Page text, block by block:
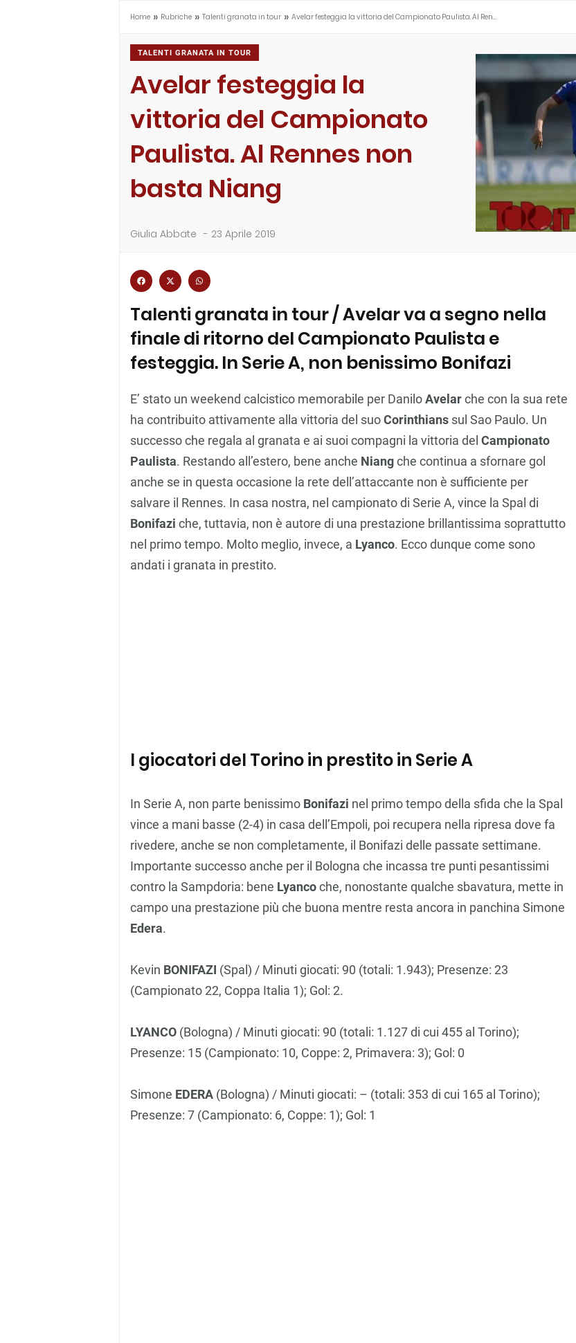
Home » Rubriche » Talenti granata in tour » Avelar festeggia la vittoria del Campionato Paulista. Al Ren…
TALENTI GRANATA IN TOUR
Avelar festeggia la
vittoria del Campionato
Paulista. Al Rennes non
basta Niang
Giulia Abbate - 23 Aprile 2019
Talenti granata in tour / Avelar va a segno nella
finale di ritorno del Campionato Paulista e
festeggia. In Serie A, non benissimo Bonifazi
E’ stato un weekend calcistico memorabile per DaniloAvelarche con la sua rete
ha contribuito attivamente alla vittoria del suoCorinthians sul Sao Paulo. Un
successo che regala al granata e ai suoi compagni la vittoria del Campionato
Paulista. Restando all’estero, bene anche Niangche continua a sfornare gol
anche se in questa occasione la rete dell’attaccante non è sufficiente per
salvare il Rennes. In casa nostra, nel campionato di Serie A, vince la Spal di
Bonifazi che, tuttavia, non è autore di una prestazione brillantissima soprattutto
nel primo tempo. Molto meglio, invece, a Lyanco. Ecco dunque come sono
andati i granata in prestito.
I giocatori del Torino in prestito in Serie A
In Serie A, non parte benissimo Bonifazi nel primo tempo della sfida che la Spal
vince a mani basse (2-4) in casa dell’Empoli, poi recupera nella ripresa dove fa
rivedere, anche se non completamente, il Bonifazi delle passate settimane.
Importante successo anche per il Bologna che incassa tre punti pesantissimi
contro la Sampdoria: bene Lyancoche, nonostante qualche sbavatura, mette in
campo una prestazione più che buona mentre resta ancora in panchina Simone
Edera.
Kevin BONIFAZI (Spal) / Minuti giocati: 90 (totali: 1.943); Presenze: 23
(Campionato 22, Coppa Italia 1); Gol: 2.
LYANCO (Bologna) / Minuti giocati: 90 (totali: 1.127 di cui 455 al Torino);
Presenze: 15 (Campionato: 10, Coppe: 2, Primavera: 3); Gol: 0
Simone EDERA (Bologna) / Minuti giocati: – (totali: 353 di cui 165 al Torino);
Presenze: 7 (Campionato: 6, Coppe: 1); Gol: 1